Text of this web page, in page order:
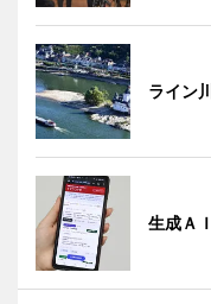
ライン
生成Ａ